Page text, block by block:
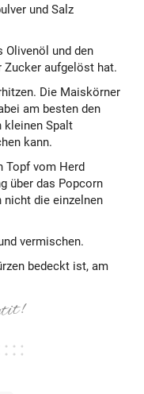
und Salz
Olivenöl und den
Zucker aufgelöst hat.
Die Maiskörner
am besten den
kleinen Spalt
kann.
Topf vom Herd
über das Popcorn
nicht die einzelnen
vermischen.
bedeckt ist, am